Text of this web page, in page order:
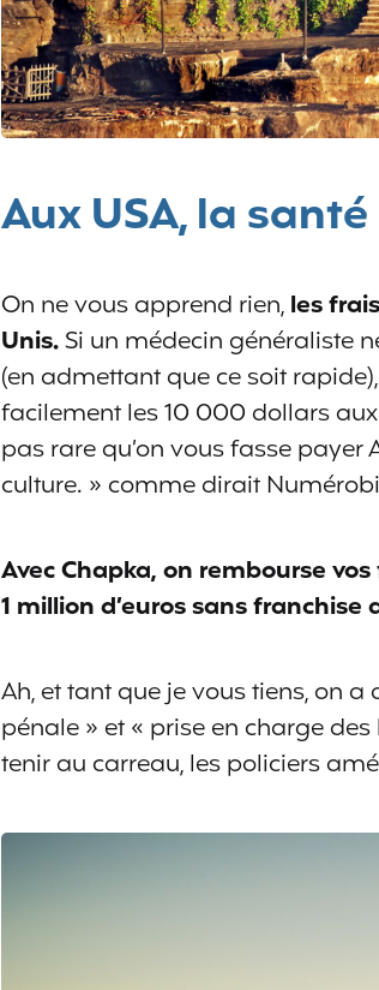
Aux USA, la
On ne vous apprend rien,les
Unis.Si un médecin généraliste
(en admettant que ce soit
facilement les 10 000 dollars aux
pas rare qu’on vous fasse payer
culture. » comme dirait
Avec Chapka, on rembourse
1 million d’euros sans
Ah, et tant que je vous tiens, on
pénale » et « prise en charge
tenir au carreau, les policiers